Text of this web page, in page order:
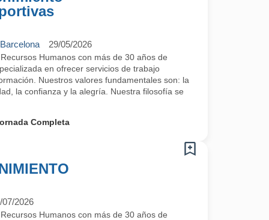
29/05/2026
Humanos con más de 30 años de
en ofrecer servicios de trabajo
Nuestros valores fundamentales son: la
la confianza y la alegría. Nuestra filosofía se
Completa
07/2026
Humanos con más de 30 años de